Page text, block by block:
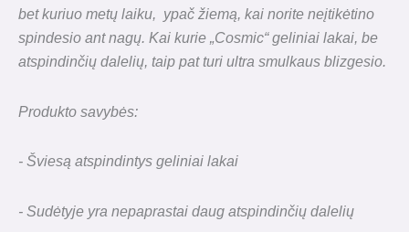
bet kuriuo metų laiku, ypač žiemą, kai norite neįtikėtino
spindesio ant nagų. Kai kurie „Cosmic“ geliniai lakai, be
atspindinčių dalelių, taip pat turi ultra smulkaus blizgesio.
Produkto savybės:
- Šviesą atspindintys geliniai lakai
- Sudėtyje yra nepaprastai daug atspindinčių dalelių